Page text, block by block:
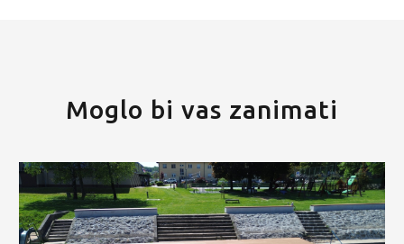
Moglo bi vas zanimati